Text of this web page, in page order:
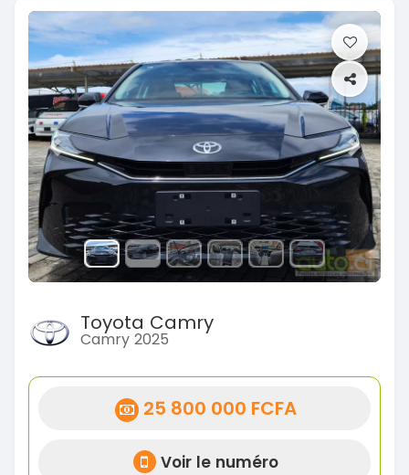
Previous Next
Toyota Camry
Camry 2025
25 800 000 FCFA
Voir le numéro